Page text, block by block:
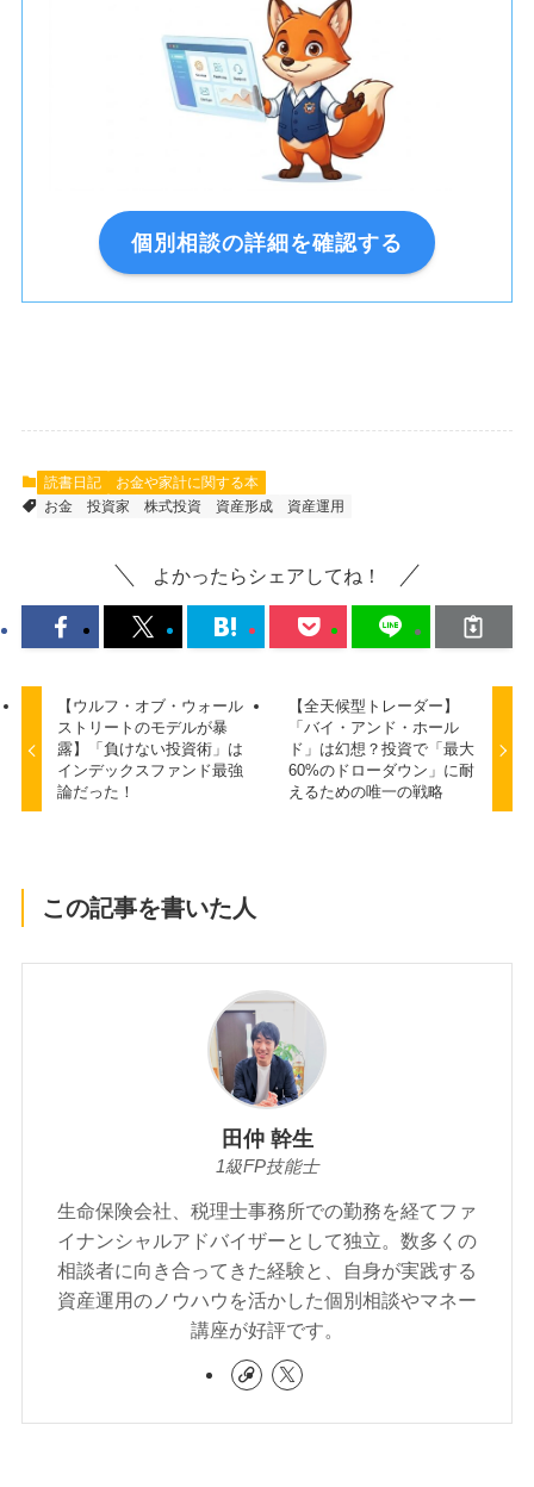
個別相談の詳細を確認する
読書日記
お金や家計に関する本
お金
投資家 株式投資 資産形成 資産運用
よかったらシェアしてね！
【ウルフ・オブ・ウォール
ストリートのモデルが暴
露】「負けない投資術」は
インデックスファンド最強
論だった！
【全天候型トレーダー】
「バイ・アンド・ホール
ド」は幻想？投資で「最大
60%のドローダウン」に耐
えるための唯一の戦略
この記事を書いた人
田仲 幹生
1級FP技能士
生命保険会社、税理士事務所での勤務を経てファ
イナンシャルアドバイザーとして独立。数多くの
相談者に向き合ってきた経験と、自身が実践する
資産運用のノウハウを活かした個別相談やマネー
講座が好評です。